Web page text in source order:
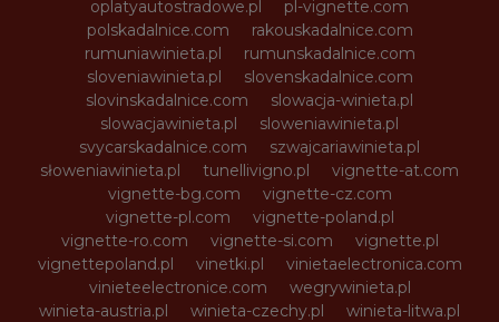
oplatyautostradowe.pl
pl-vignette.com
polskadalnice.com
rakouskadalnice.com
rumuniawinieta.pl
rumunskadalnice.com
sloveniawinieta.pl
slovenskadalnice.com
slovinskadalnice.com
slowacja-winieta.pl
slowacjawinieta.pl
sloweniawinieta.pl
svycarskadalnice.com
szwajcariawinieta.pl
słoweniawinieta.pl
tunellivigno.pl
vignette-at.com
vignette-bg.com
vignette-cz.com
vignette-pl.com
vignette-poland.pl
vignette-ro.com
vignette-si.com
vignette.pl
vignettepoland.pl
vinetki.pl
vinietaelectronica.com
vinieteelectronice.com
wegrywinieta.pl
winieta-austria.pl
winieta-czechy.pl
winieta-litwa.pl